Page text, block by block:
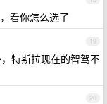
看你怎么选了
19
特斯拉现在的智驾不
20